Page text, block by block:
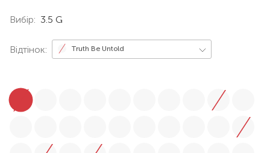
Вибір: 3.5 G
Відтінок: Truth Be Untold